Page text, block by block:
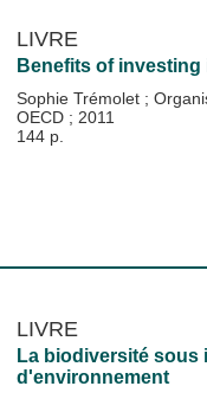
LIVRE
Benefits of investing
Sophie Trémolet ;
OECD ; 2011
144 p.
LIVRE
La biodiversité
d'environnement